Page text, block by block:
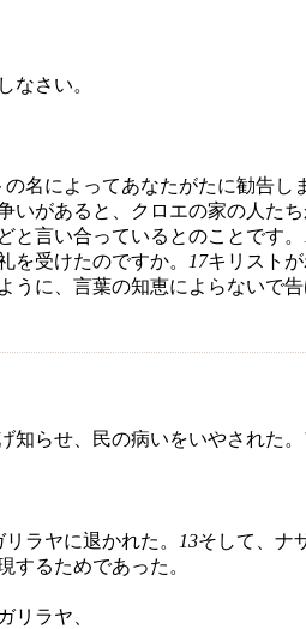
なさい。
名によってあなたがたに勧告
があると、クロエの家の人たち
と言い合っているとのことです。
を受けたのですか。 17キリスト
に、言葉の知恵によらないで告
らせ、民の病いをいやされた。
ラヤに退かれた。 13そして、ナ
するためであった。
リラヤ、